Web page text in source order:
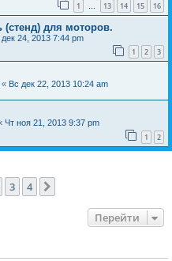
1 … 13 14 15 16
для моторов.
дек 24, 2013 7:44 pm
1 2 3
« Вс дек 22, 2013 10:24 am
Чт ноя 21, 2013 9:37 pm
1 2
3 4
Перейти